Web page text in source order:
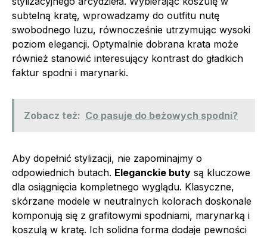
subtelną kratę, wprowadzamy do outfitu nutę
swobodnego luzu, równocześnie utrzymując wysoki
poziom elegancji. Optymalnie dobrana krata może
również stanowić interesujący kontrast do gładkich
faktur spodni i marynarki.
Zobacz też: Co pasuje do beżowych spodni?
Aby dopełnić stylizacji, nie zapominajmy o
odpowiednich butach. Eleganckie buty są kluczowe
dla osiągnięcia kompletnego wyglądu. Klasyczne,
skórzane modele w neutralnych kolorach doskonale
komponują się z grafitowymi spodniami, marynarką i
koszulą w kratę. Ich solidna forma dodaje pewności